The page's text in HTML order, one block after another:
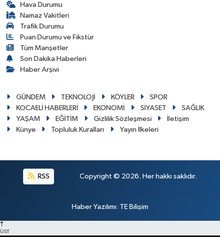
Hava Durumu
Namaz Vakitleri
Trafik Durumu
Puan Durumu ve Fikstür
Tüm Manşetler
Son Dakika Haberleri
Haber Arşivi
GÜNDEM TEKNOLOJİ KÖYLER
SPOR
KOCAELİ HABERLERİ
EKONOMİ SİYASET
SAĞLIK
YAŞAM
EĞİTİM Gizlilik Sözleşmesi
İletişim
Künye
Topluluk Kuralları Yayın İlkeleri
RSS Copyright © 2026. Her hakkı saklıdır.
Haber Yazılımı: TE Bilişim
ÜST